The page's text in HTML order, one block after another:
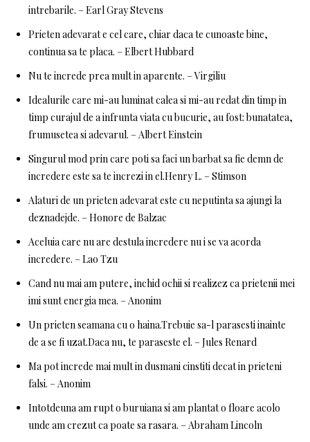
intrebarile. – Earl Gray Stevens
Prieten adevarat e cel care, chiar daca te cunoaste bine,
continua sa te placa. – Elbert Hubbard
Nu te increde prea mult in aparente. – Virgiliu
Idealurile care mi-au luminat calea si mi-au redat din timp in
timp curajul de a infrunta viata cu bucurie, au fost: bunatatea,
frumusetea si adevarul. – Albert Einstein
Singurul mod prin care poti sa faci un barbat sa fie demn de
incredere este sa te increzi in el.Henry L. – Stimson
Alaturi de un prieten adevarat este cu neputinta sa ajungi la
deznadejde. – Honore de Balzac
Aceluia care nu are destula incredere nu i se va acorda
incredere. – Lao Tzu
Cand nu mai am putere, inchid ochii si realizez ca prietenii mei
imi sunt energia mea. – Anonim
Un prieten seamana cu o haina.Trebuie sa-l parasesti inainte
de a se fi uzat.Daca nu, te paraseste el. – Jules Renard
Ma pot increde mai mult in dusmani cinstiti decat in prieteni
falsi. – Anonim
Intotdeuna am rupt o buruiana si am plantat o floare acolo
unde am crezut ca poate sa rasara. – Abraham Lincoln